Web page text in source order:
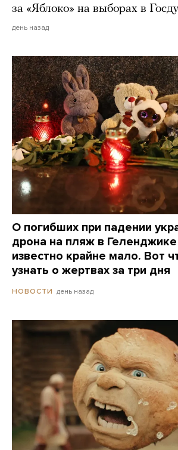
за «Яблоко» на выборах в
день назад
О погибших при падении
дрона на пляж в
известно крайне мало. Вот
узнать о жертвах за три дня
НОВОСТИ день назад